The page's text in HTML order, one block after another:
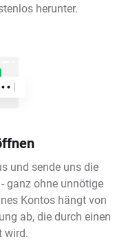
herunter.
und sende uns die
ganz ohne unnötige
Kontos hängt von
ab, die durch einen
wird.